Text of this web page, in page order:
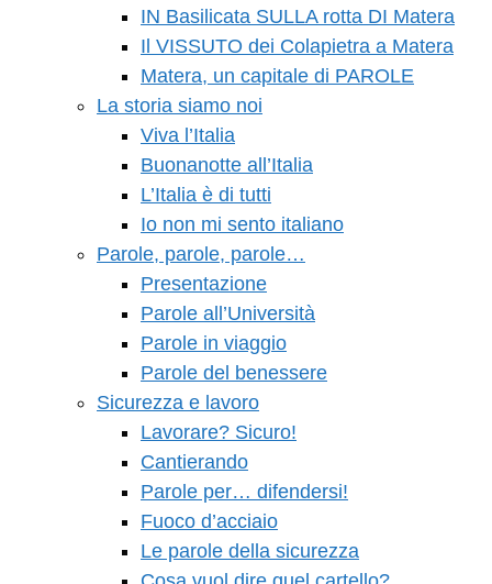
IN Basilicata SULLA rotta DI Matera
Il VISSUTO dei Colapietra a Matera
Matera, un capitale di PAROLE
La storia siamo noi
Viva l’Italia
Buonanotte all’Italia
L’Italia è di tutti
Io non mi sento italiano
Parole, parole, parole…
Presentazione
Parole all’Università
Parole in viaggio
Parole del benessere
Sicurezza e lavoro
Lavorare? Sicuro!
Cantierando
Parole per… difendersi!
Fuoco d’acciaio
Le parole della sicurezza